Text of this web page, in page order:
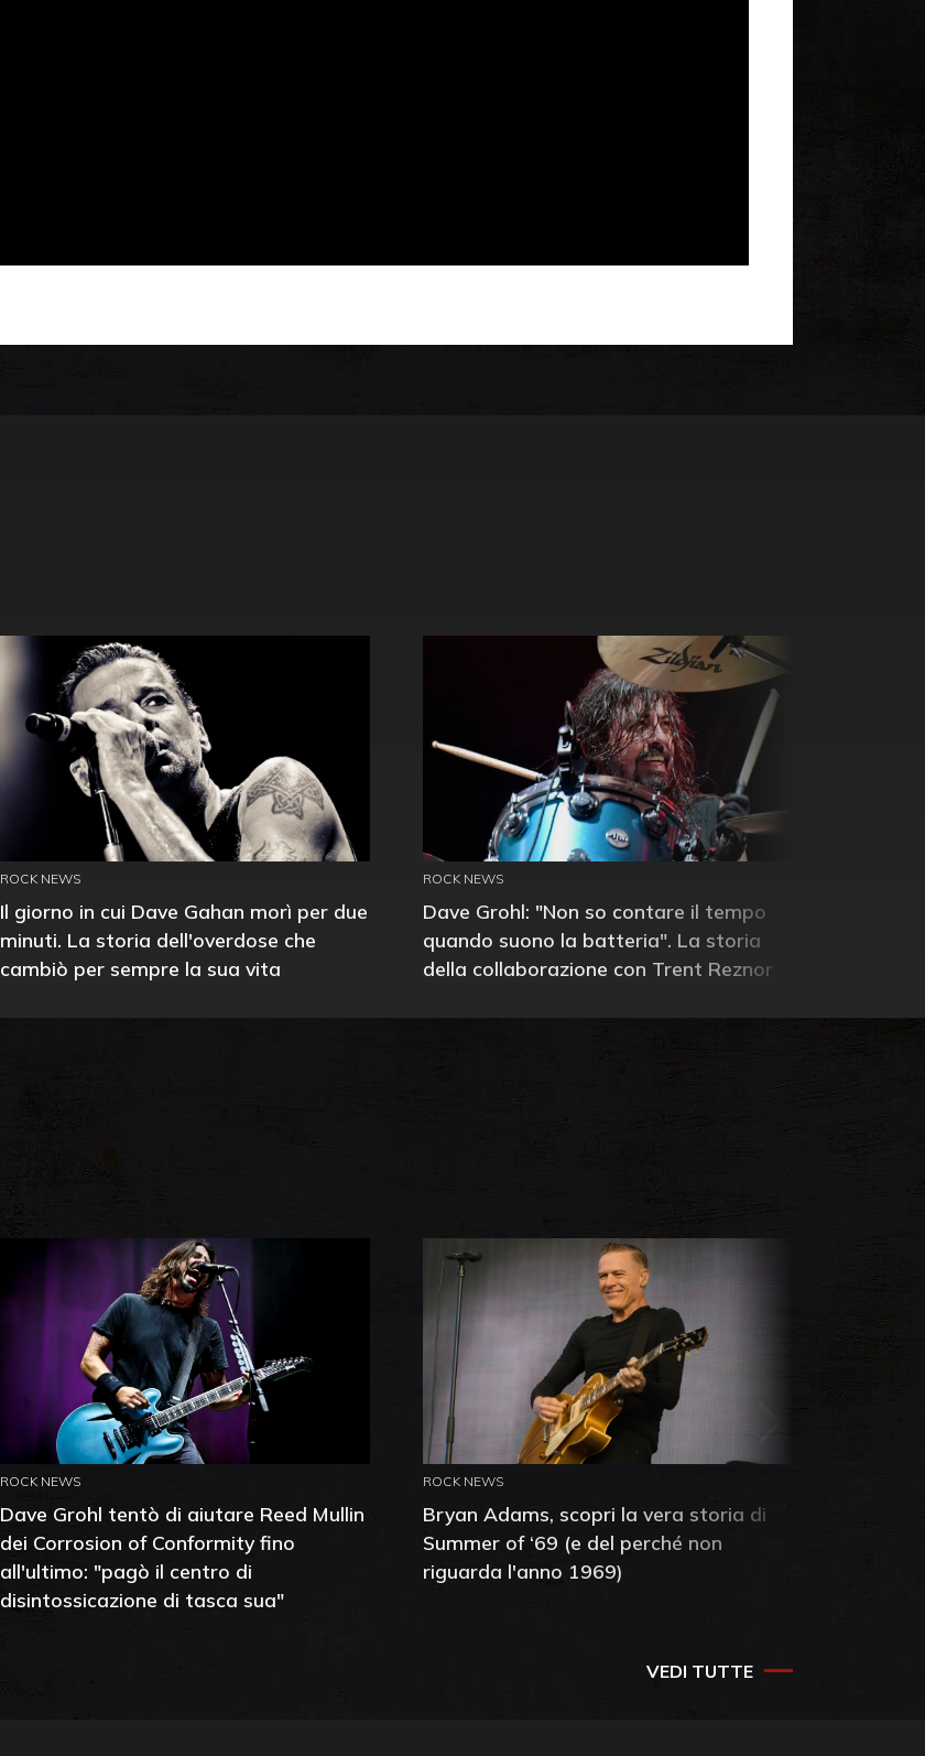
ROCK NEWS
Il giorno in cui Dave Gahan morì per due
minuti. La storia dell'overdose che
cambiò per sempre la sua vita
ROCK NEWS
Dave Grohl: "Non so contare il tempo
quando suono la batteria". La storia
della collaborazione con Trent Reznor
ROCK NEWS
Dave Grohl tentò di aiutare Reed Mullin
dei Corrosion of Conformity fino
all'ultimo: "pagò il centro di
disintossicazione di tasca sua"
ROCK NEWS
Bryan Adams, scopri la vera storia di
Summer of ‘69 (e del perché non
riguarda l'anno 1969)
VEDI TUTTE